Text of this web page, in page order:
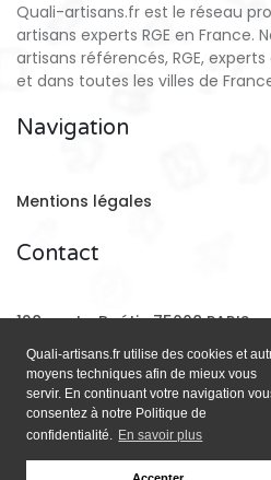
Quali-artisans.fr utilise des cookies et
moyens techniques afin de mieux vous
servir. En continuant votre navigation
consentez à notre Politique de
confidentialité. En savoir plus
Quali-artisans.fr est le réseau
artisans experts RGE en France.
artisans référencés, RGE,
et dans toutes les villes de
Navigation
Mentions légales
Contact
128 rue La Boétie 75008 PARIS
Email: contact@quali-artisans.fr